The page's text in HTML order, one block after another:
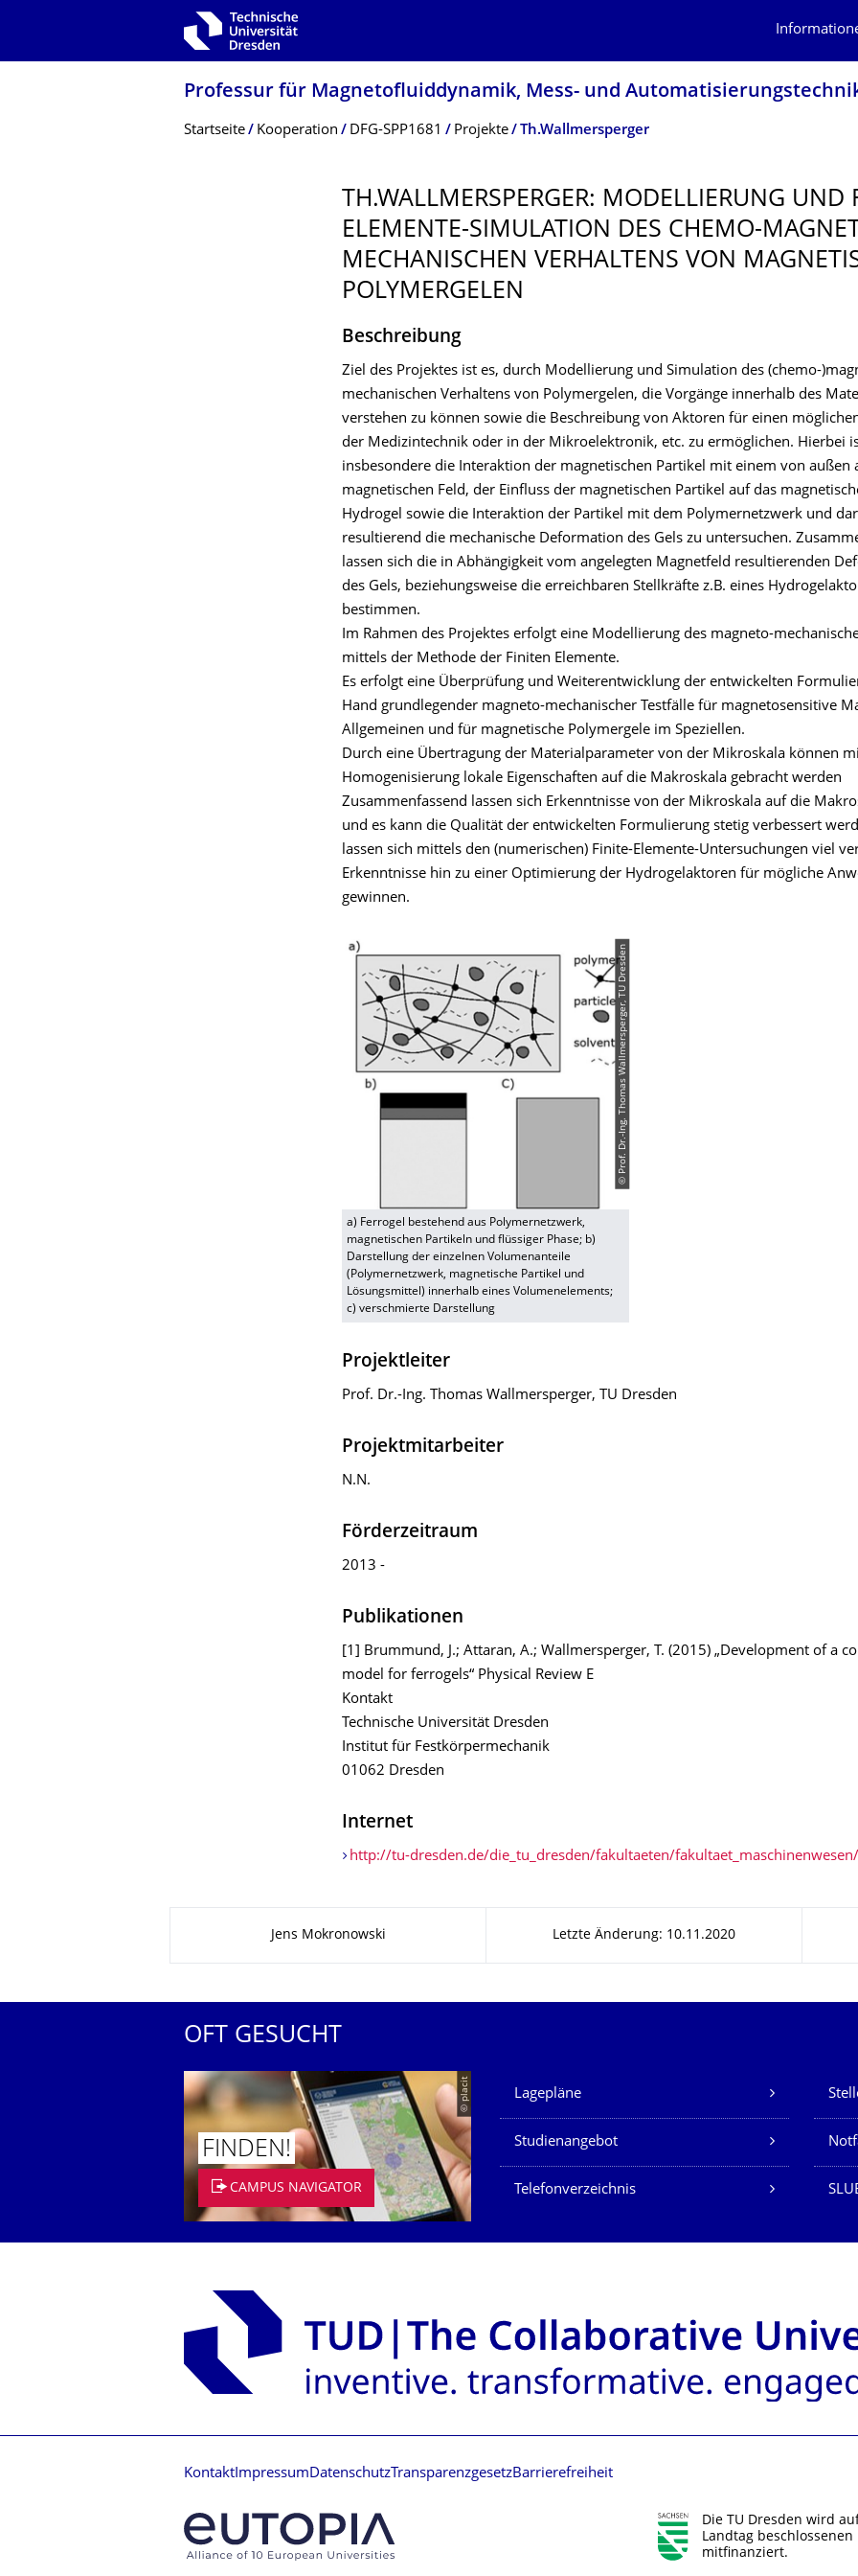
Zur Hauptnavigation springen
Professur für Magnetofluiddyna­mik, Mess- und
Breadcrumb-Menü
Startseite Kooperation DFG-SPP1681 Projekte Th.Wallmersperger
TH.WALLMERSPERGER: MODELLIERUNG UND
ELEMENTE-SIMULATION DES CHEMO-
MECHANISCHEN VERHALTENS VON
POLYMERGELEN
Beschreibung
Ziel des Projektes ist es, durch Modellierung und Simulation des (chemo-
mechanischen Verhaltens von Polymergelen, die Vorgänge innerhalb des
verstehen zu können sowie die Beschreibung von Aktoren für einen
der Medizintechnik oder in der Mikroelektronik, etc. zu ermöglichen. Hierbei
insbesondere die Interaktion der magnetischen Partikel mit einem von außen
magnetischen Feld, der Einfluss der magnetischen Partikel auf das
Hydrogel sowie die Interaktion der Partikel mit dem Polymernetzwerk und
resultierend die mechanische Deformation des Gels zu untersuchen.
lassen sich die in Abhängigkeit vom angelegten Magnetfeld resultierenden
des Gels, beziehungsweise die erreichbaren Stellkräfte z.B. eines
bestimmen.
Im Rahmen des Projektes erfolgt eine Modellierung des magneto-
mittels der Methode der Finiten Elemente.
Es erfolgt eine Überprüfung und Weiterentwicklung der entwickelten
Hand grundlegender magneto-mechanischer Testfälle für magnetosensitive
Allgemeinen und für magnetische Polymergele im Speziellen.
Durch eine Übertragung der Materialparameter von der Mikroskala können
Homogenisierung lokale Eigenschaften auf die Makroskala gebracht werden
Zusammenfassend lassen sich Erkenntnisse von der Mikroskala auf die
und es kann die Qualität der entwickelten Formulierung stetig verbessert
lassen sich mittels den (numerischen) Finite-Elemente-Untersuchungen viel
Erkenntnisse hin zu einer Optimierung der Hydrogelaktoren für mögliche
gewinnen.
© Prof. Dr.-Ing. Thomas Wallmersperger, TU Dresden
a) Ferrogel bestehend aus Polymernetzwerk,
magnetischen Partikeln und flüssiger Phase; b)
Darstellung der einzelnen Volumenanteile
(Polymernetzwerk, magnetische Partikel und
Lösungsmittel) innerhalb eines Volumenelements;
c) verschmierte Darstellung
Projektleiter
Prof. Dr.-Ing. Thomas Wallmersperger, TU Dresden
Projektmitarbeiter
N.N.
Förderzeitraum
2013 -
Publikationen
[1] Brummund, J.; Attaran, A.; Wallmersperger, T. (2015) „Development of a
model for ferrogels“ Physical Review E
Kontakt
Technische Universität Dresden
Institut für Festkörpermechanik
01062 Dresden
Internet
http://tu-dresden.de/die_tu_dresden/fakultaeten/
Jens Mokronowski Letzte Änderung: 10.11.2020
OFT GESUCHT
© placit
FINDEN!
CAMPUS NAVIGATOR
Unsere Dienste
Lagepläne
Studienangebot
Telefonverzeichnis
KontaktImpressumDatenschutz TransparenzgesetzBarrierefreiheit
Die TU Dresden wird
Landtag
mitfinanziert.